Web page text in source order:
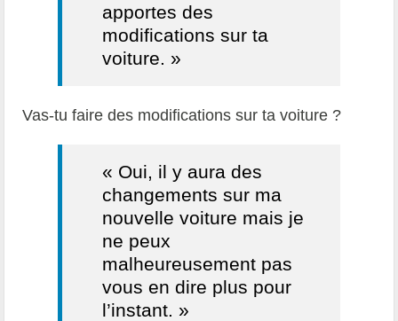
apportes des
modifications sur ta
voiture. »
Vas-tu faire des modifications sur ta voiture ?
« Oui, il y aura des
changements sur ma
nouvelle voiture mais je
ne peux
malheureusement pas
vous en dire plus pour
l’instant. »